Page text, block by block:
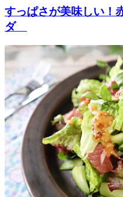
すっぱさが美味しい！
ダ